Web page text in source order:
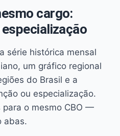
cargo:
série histórica mensal
um gráfico regional
do Brasil e a
ou especialização.
o mesmo CBO —
abas.